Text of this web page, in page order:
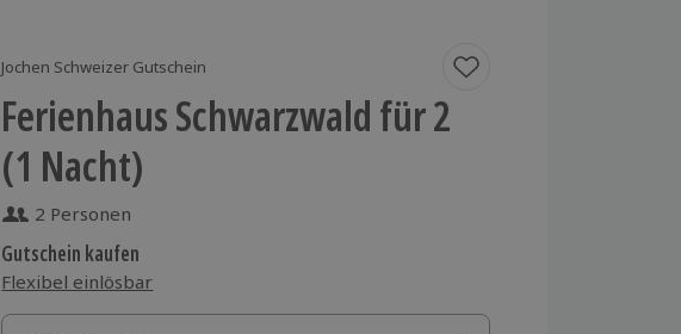
Jochen Schweizer Gutschein
Ferienhaus Schwarzwald für 2
(1 Nacht)
2 Personen
Gutschein kaufen
Flexibel einlösbar
1x (2 Personen)